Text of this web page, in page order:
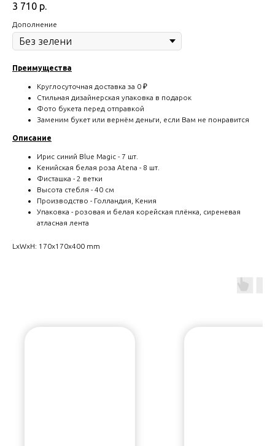
3 710 р.
Дополнение
Преимущества
Круглосуточная доставка за 0 ₽
Стильная дизайнерская упаковка в подарок
Фото букета перед отправкой
Заменим букет или вернём деньги, если Вам не понравится
Описание
Ирис синий Blue Magic - 7 шт.
Кенийская белая роза Atena - 8 шт.
Фисташка - 2 ветки
Высота стебля - 40 см
Производство - Голландия, Кения
Упаковка - розовая и белая корейская плёнка, сиреневая
атласная лента
LxWxH: 170x170x400 mm